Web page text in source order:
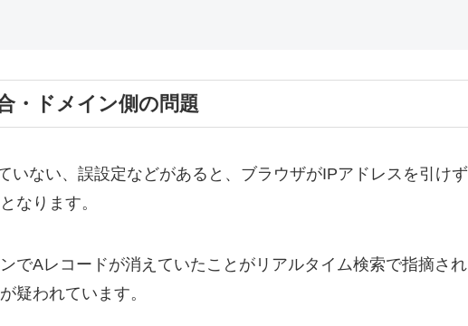
・ドメイン側の問題
いない、誤設定などがあると、ブラウザがIPアドレスを引けず
なります。
でAレコードが消えていたことがリアルタイム検索で指摘され
疑われています。